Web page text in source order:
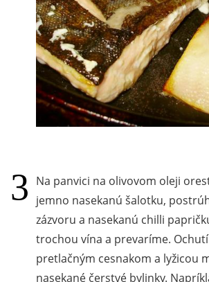
Na panvici na olivovom oleji
jemno nasekanú šalotku,
zázvoru a nasekanú chilli
trochou vína a prevaríme.
pretlačným cesnakom a lyžicou
nasekané čerstvé bylinky.